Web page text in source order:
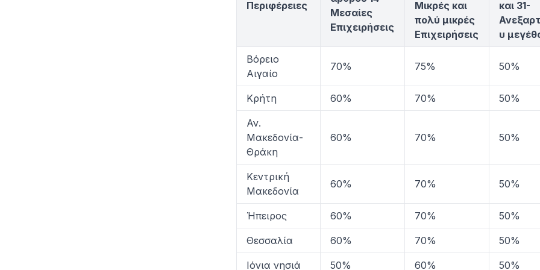
Περιφέρειες
Μεσαίες
Επιχειρήσεις
Μικρές και
πολύ μικρές
Επιχειρήσεις
και 31-
υ
Βόρειο
Αιγαίο
70% 75% 50%
Κρήτη 60% 70% 50%
Αν.
Μακεδονία-
Θράκη
60% 70% 50%
Κεντρική
Μακεδονία
60% 70% 50%
Ήπειρος 60% 70% 50%
Θεσσαλία 60% 70% 50%
Ιόνια νησιά 50% 60% 50%